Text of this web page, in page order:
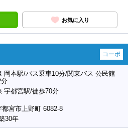
お気に入り
コーポ
岡本駅/バス乗車10分/関東バス 公民館
宇都宮駅/徒歩70分
都宮市上野町 6082-8
30年